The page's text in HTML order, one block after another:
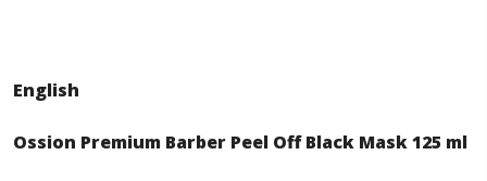
English
Ossion Premium Barber Peel Off Black Mask 125 ml